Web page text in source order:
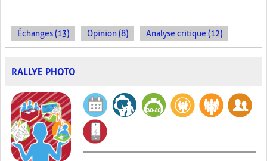
Échanges (13) Opinion (8) Analyse critique (12)
RALLYE PHOTO